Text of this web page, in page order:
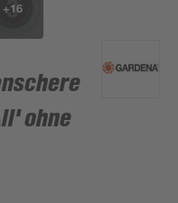
+16
ohne